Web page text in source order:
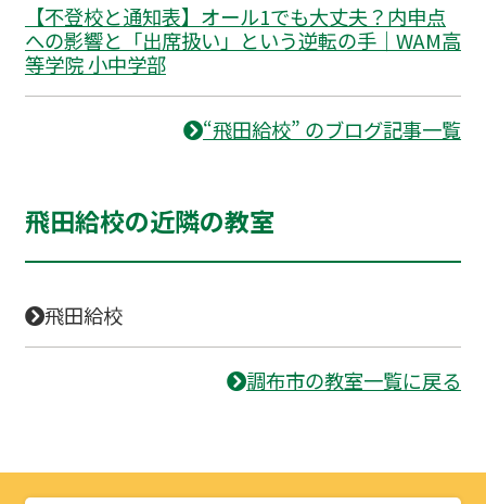
【不登校と通知表】オール1でも大丈夫？内申点
への影響と「出席扱い」という逆転の手｜WAM高
等学院 小中学部
“飛田給校” のブログ記事一覧
飛田給校の近隣の教室
飛田給校
調布市の教室一覧に戻る